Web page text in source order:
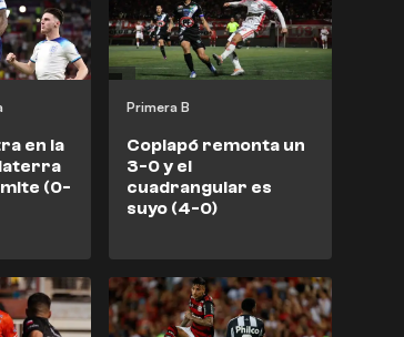
en la
(0-
Primera B
Copiapó remonta un
3-0 y el
cuadrangular es
suyo (4-0)